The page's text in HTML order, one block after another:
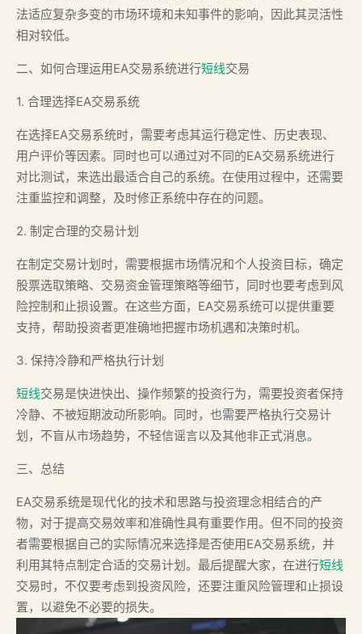
法适应复杂多变的市场环境和未知事件的影响，因此其灵活性
相对较低。
二、如何合理运用EA交易系统进行短线交易
1. 合理选择EA交易系统
在选择EA交易系统时，需要考虑其运行稳定性、历史表现、
用户评价等因素。同时也可以通过对不同的EA交易系统进行
对比测试，来选出最适合自己的系统。在使用过程中，还需要
注重监控和调整，及时修正系统中存在的问题。
2. 制定合理的交易计划
在制定交易计划时，需要根据市场情况和个人投资目标，确定
股票选取策略、交易资金管理策略等细节，同时也要考虑到风
险控制和止损设置。在这些方面，EA交易系统可以提供重要
支持，帮助投资者更准确地把握市场机遇和决策时机。
3. 保持冷静和严格执行计划
短线交易是快进快出、操作频繁的投资行为，需要投资者保持
冷静、不被短期波动所影响。同时，也需要严格执行交易计
划，不盲从市场趋势，不轻信谣言以及其他非正式消息。
三、总结
EA交易系统是现代化的技术和思路与投资理念相结合的产
物，对于提高交易效率和准确性具有重要作用。但不同的投资
者需要根据自己的实际情况来选择是否使用EA交易系统，并
利用其特点制定合适的交易计划。最后提醒大家，在进行短线
交易时，不仅要考虑到投资风险，还要注重风险管理和止损设
置，以避免不必要的损失。